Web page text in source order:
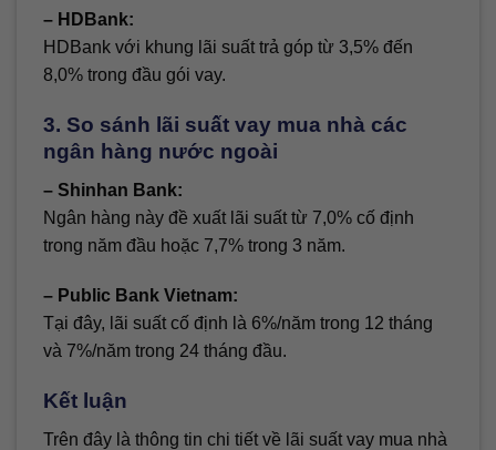
– HDBank:
HDBank với khung lãi suất trả góp từ 3,5% đến
8,0% trong đầu gói vay.
3. So sánh lãi suất vay mua nhà các
ngân hàng nước ngoài
– Shinhan Bank:
Ngân hàng này đề xuất lãi suất từ 7,0% cố định
trong năm đầu hoặc 7,7% trong 3 năm.
– Public Bank Vietnam:
Tại đây, lãi suất cố định là 6%/năm trong 12 tháng
và 7%/năm trong 24 tháng đầu.
Kết luận
Trên đây là thông tin chi tiết về lãi suất vay mua nhà